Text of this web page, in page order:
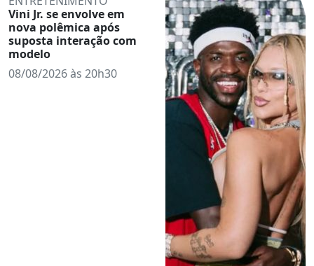
Vini Jr. se envolve em
nova polêmica após
suposta interação com
modelo
08/08/2026 às 20h30